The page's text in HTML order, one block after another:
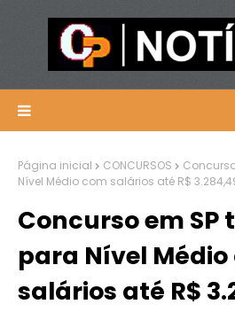
Página inicial CONCURSOS
Nível Médio com salários até R$
Concurso em SP
para Nível
salários até R$